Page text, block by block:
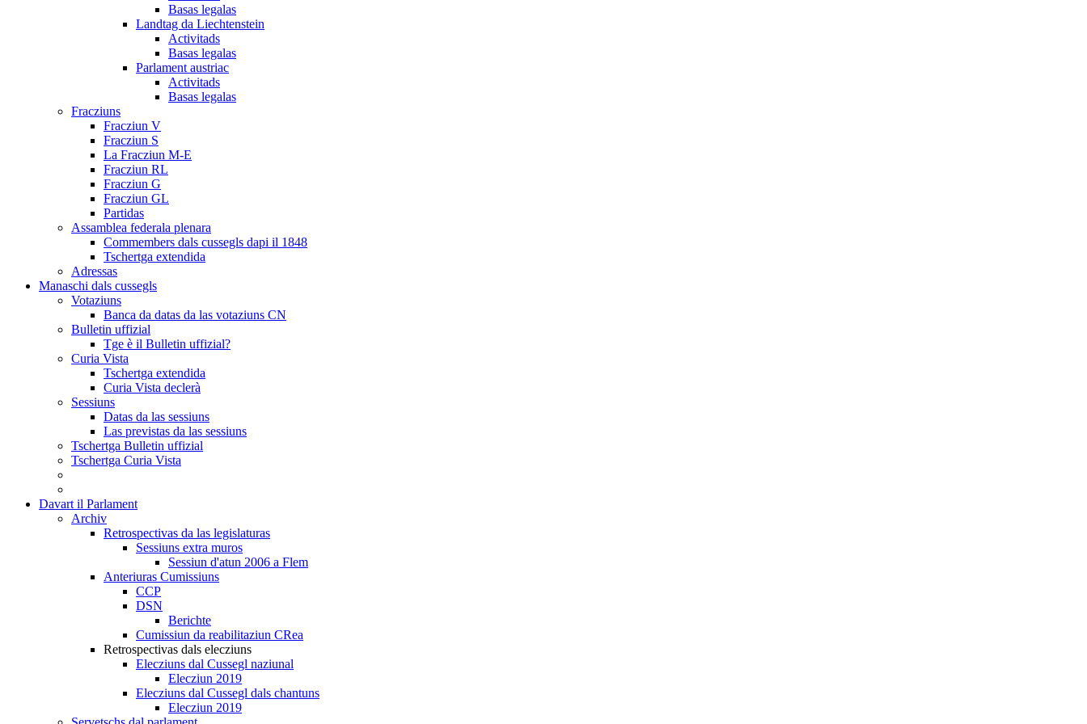
Basas legalas
Landtag da Liechtenstein
Activitads
Basas legalas
Parlament austriac
Activitads
Basas legalas
Fracziuns
Fracziun V
Fracziun S
La Fracziun M-E
Fracziun RL
Fracziun G
Fracziun GL
Partidas
Assamblea federala plenara
Commembers dals cussegls dapi il 1848
Tschertga extendida
Adressas
Manaschi dals cussegls
Votaziuns
Banca da datas da las votaziuns CN
Bulletin uffizial
Tge è il Bulletin uffizial?
Curia Vista
Tschertga extendida
Curia Vista declerà
Sessiuns
Datas da las sessiuns
Las previstas da las sessiuns
Tschertga Bulletin uffizial
Tschertga Curia Vista
Davart il Parlament
Archiv
Retrospectivas da las legislaturas
Sessiuns extra muros
Sessiun d'atun 2006 a Flem
Anteriuras Cumissiuns
CCP
DSN
Berichte
Cumissiun da reabilitaziun CRea
Retrospectivas dals elecziuns
Elecziuns dal Cussegl naziunal
Elecziun 2019
Elecziuns dal Cussegl dals chantuns
Elecziun 2019